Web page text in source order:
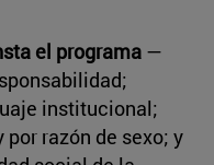
el programa —
institucional;
razón de sexo; y